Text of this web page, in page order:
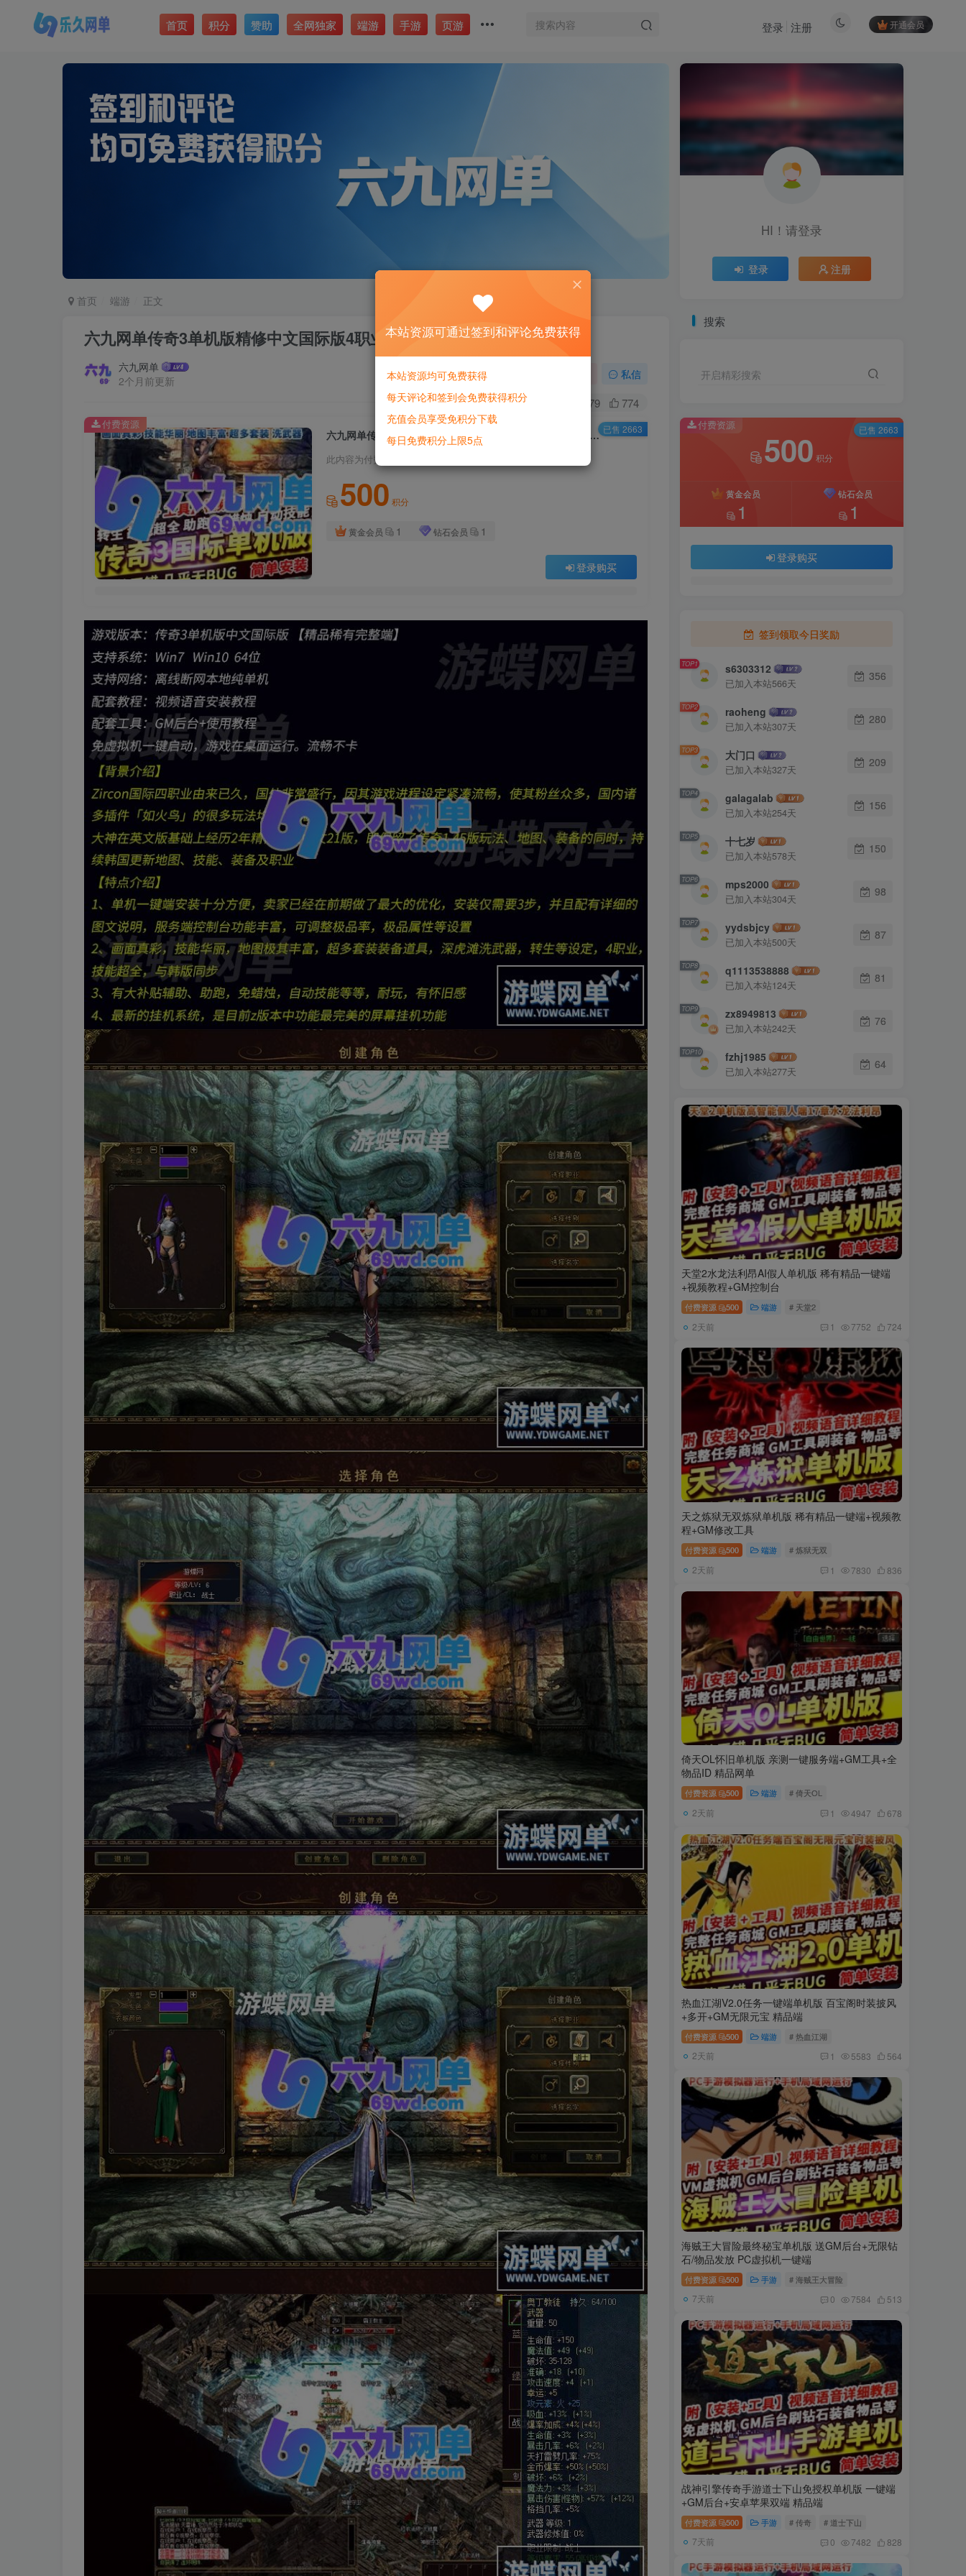
首页 积分 赞助 全网独家 端游 手游 页游 开通会员
登录 注册
首页 端游 正文
六九网单传奇3单机版精修中文国际版4职业稀有一键服务端GM网单
六九网单
2个月前更新
私信
7279 774
六九网单传奇3单机版精修中文国际版4职业稀有一键服务端GM网单
此内容为付费资源，请付费后查看
500 积分
黄金会员 1 钻石会员 1
登录购买
付费资源 已售 2663
HI！请登录
登录 注册
搜索
开启精彩搜索
付费资源
500 积分
黄金会员
1
钻石会员
1
登录购买
已售 2663
签到领取今日奖励
TOP1 s6303312
已加入本站566天
356
TOP2 raoheng
已加入本站307天
280
TOP3 大门口
已加入本站327天
209
TOP4 galagalab
已加入本站254天
156
TOP5 十七岁
已加入本站578天
150
TOP6 mps2000
已加入本站304天
98
TOP7 yydsbjcy
已加入本站500天
87
TOP8 q1113538888
已加入本站124天
81
TOP9 zx8949813
已加入本站242天
76
TOP10 fzhj1985
已加入本站277天
64
天堂2水龙法利昂AI假人单机版 稀有精品一键端
+视频教程+GM控制台
付费资源 500 端游 # 天堂2
2天前 1 7752 724
天之炼狱无双炼狱单机版 稀有精品一键端+视频教
程+GM修改工具
付费资源 500 端游 # 炼狱无双
2天前 1 7830 836
倚天OL怀旧单机版 亲测一键服务端+GM工具+全
物品ID 精品网单
付费资源 500 端游 # 倚天OL
2天前 1 4947 678
热血江湖V2.0任务一键端单机版 百宝阁时装披风
+多开+GM无限元宝 精品端
付费资源 500 端游 # 热血江湖
2天前 1 5583 564
海贼王大冒险最终秘宝单机版 送GM后台+无限钻
石/物品发放 PC虚拟机一键端
付费资源 500 手游 # 海贼王大冒险
7天前 0 7584 513
战神引擎传奇手游道士下山免授权单机版 一键端
+GM后台+安卓苹果双端 精品端
付费资源 500 手游 # 传奇 # 道士下山
7天前 0 7482 828
本站资源可通过签到和评论免费获得
本站资源均可免费获得
每天评论和签到会免费获得积分
充值会员享受免积分下载
每日免费积分上限5点